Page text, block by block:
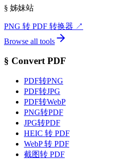
§ 姊妹站
PNG 转 PDF 转换器 ↗
Browse all tools
§ Convert PDF
PDF转PNG
PDF转JPG
PDF转WebP
PNG转PDF
JPG转PDF
HEIC 转 PDF
WebP 转 PDF
截图转 PDF